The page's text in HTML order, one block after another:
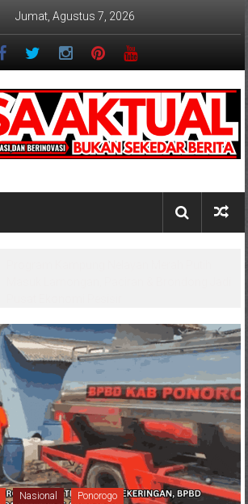
Jumat, Agustus 7, 2026
Nasional Ponorogo